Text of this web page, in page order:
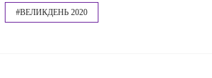
#ВЕЛИКДЕНЬ 2020